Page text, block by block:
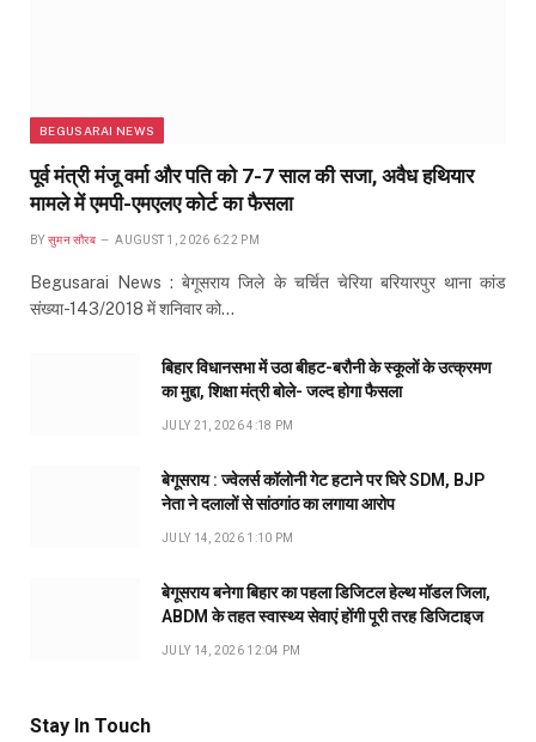
BEGUSARAI NEWS
पूर्व मंत्री मंजू वर्मा और पति को 7-7 साल की सजा, अवैध हथियार
मामले में एमपी-एमएलए कोर्ट का फैसला
BY सुमन सौरब AUGUST 1, 2026 6:22 PM
Begusarai News : बेगूसराय जिले के चर्चित चेरिया बरियारपुर थाना कांड
संख्या-143/2018 में शनिवार को…
बिहार विधानसभा में उठा बीहट-बरौनी के स्कूलों के उत्क्रमण
का मुद्दा, शिक्षा मंत्री बोले- जल्द होगा फैसला
JULY 21, 2026 4:18 PM
बेगूसराय : ज्वेलर्स कॉलोनी गेट हटाने पर घिरे SDM, BJP
नेता ने दलालों से सांठगांठ का लगाया आरोप
JULY 14, 2026 1:10 PM
बेगूसराय बनेगा बिहार का पहला डिजिटल हेल्थ मॉडल जिला,
ABDM के तहत स्वास्थ्य सेवाएं होंगी पूरी तरह डिजिटाइज
JULY 14, 2026 12:04 PM
Stay In Touch